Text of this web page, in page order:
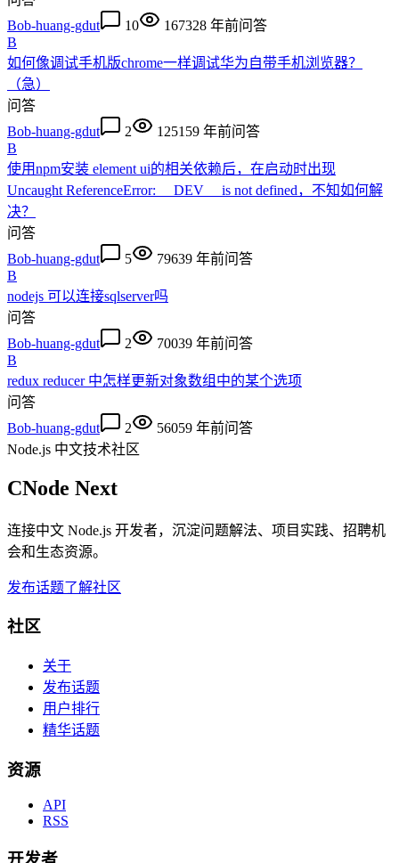
Bob-huang-gdut
10 167328 年前问答
B
如何像调试手机版chrome一样调试华为自带手机浏览器？
（急）
问答
Bob-huang-gdut
2 125159 年前问答
B
使用npm安装 element ui的相关依赖后，在启动时出现
Uncaught ReferenceError: __DEV__ is not defined，不知如何解
决？
问答
Bob-huang-gdut
5 79639 年前问答
B
nodejs 可以连接sqlserver吗
问答
Bob-huang-gdut
2 70039 年前问答
B
redux reducer 中怎样更新对象数组中的某个选项
问答
Bob-huang-gdut
2 56059 年前问答
Node.js 中文技术社区
CNode Next
连接中文 Node.js 开发者，沉淀问题解法、项目实践、招聘机
会和生态资源。
发布话题了解社区
社区
关于
发布话题
用户排行
精华话题
资源
API
RSS
开发者